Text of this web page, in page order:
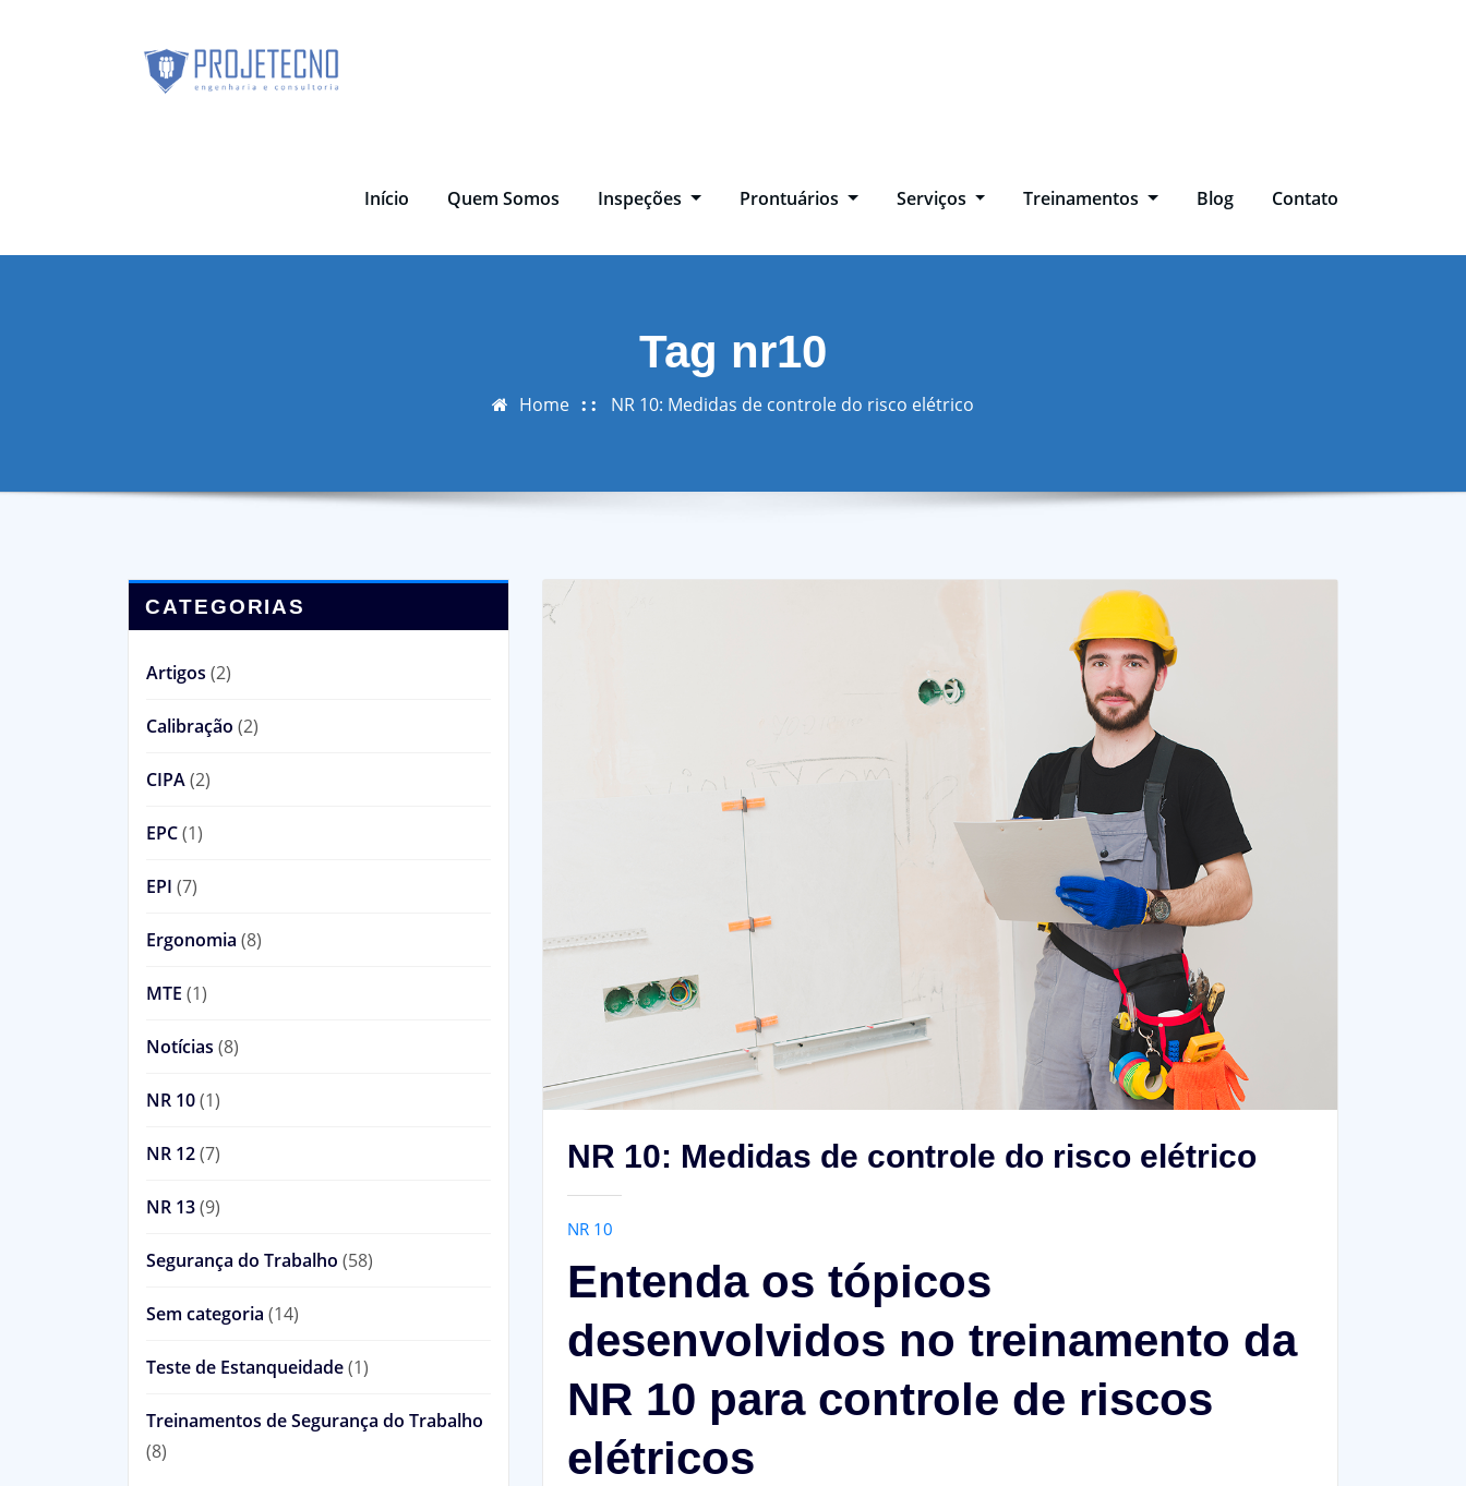
Início Quem Somos Inspeções Prontuários Serviços Treinamentos Blog Contato
Tag nr10
Home NR 10: Medidas de controle do risco elétrico
CATEGORIAS
Artigos (2)
Calibração (2)
CIPA(2)
EPC(1)
EPI (7)
Ergonomia (8)
MTE (1)
Notícias (8)
NR 10(1)
NR 12(7)
NR 13(9)
Segurança do Trabalho (58)
Sem categoria (14)
Teste de Estanqueidade(1)
Treinamentos de Segurança do Trabalho
(8)
NR 10: Medidas de controle do risco elétrico
NR 10
Entenda os tópicos
desenvolvidos no treinamento da
NR 10 para controle de riscos
elétricos